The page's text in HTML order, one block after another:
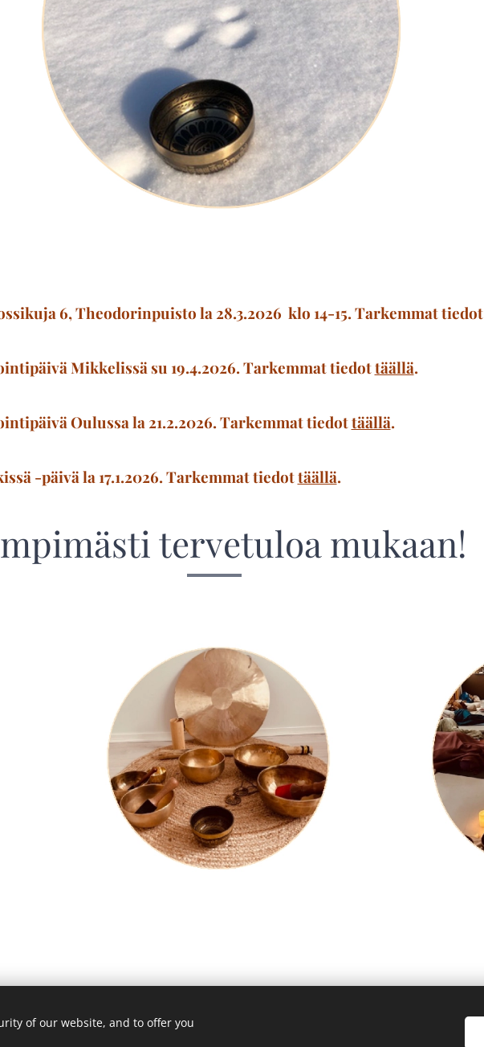
6, Theodorinpuistola 28.3.2026 klo 14-15. Tarkemmat tiedot
Mikkelissä su 19.4.2026. Tarkemmat tiedottäällä.
Oulussa la 21.2.2026. Tarkemmat tiedottäällä.
-päivä la 17.1.2026. Tarkemmat tiedottäällä.
tervetuloa mukaan!
of our website, and to offer you